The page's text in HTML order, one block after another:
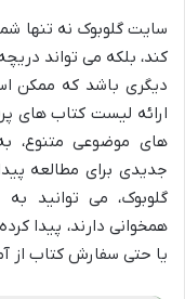
سایت گلوبوک نه تنها
کند، بلکه می تواند
دیگری باشد که ممکن
ارائه لیست کتاب های
های موضوعی متنوع،
جدیدی برای مطالعه
گلوبوک، می توانید
همخوانی دارند، پیدا
یا حتی سفارش کتاب از